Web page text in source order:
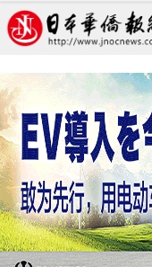
春树拉面：中华
吕鹏 张桐 视频
CCTV4 2016/11/17